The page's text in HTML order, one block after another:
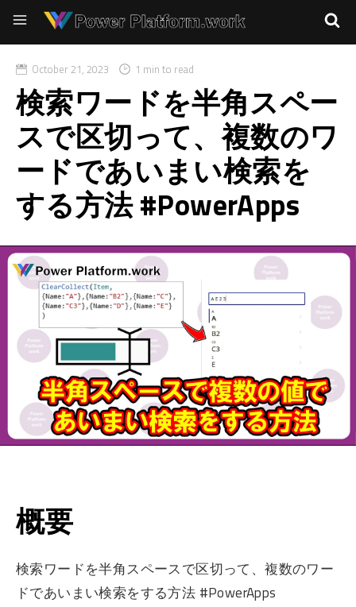
October 21, 2023 1 min to read
検索ワードを半角スペー
スで区切って、複数のワ
ードであいまい検索を
する方法 #PowerApps
概要
検索ワードを半角スペースで区切って、複数のワー
ドであいまい検索をする方法 #PowerApps